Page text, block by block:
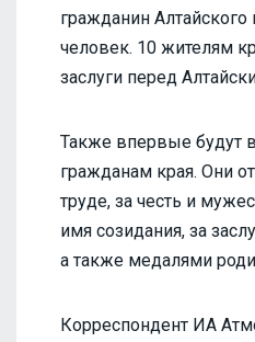
гражданин
человек. 10 жителям
заслуги перед
Также впервые будут
гражданам края. Они
труде, за честь и
имя созидания, за
а также медалями
Корреспондент ИА